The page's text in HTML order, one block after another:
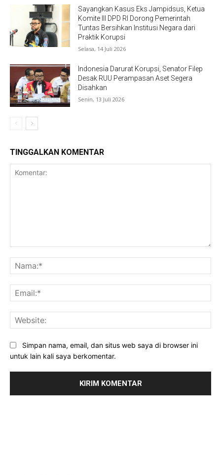
Sayangkan Kasus Eks Jampidsus, Ketua
Komite III DPD RI Dorong Pemerintah
Tuntas Bersihkan Institusi Negara dari
Praktik Korupsi
Selasa, 14 Juli 2026
Indonesia Darurat Korupsi, Senator Filep
Desak RUU Perampasan Aset Segera
Disahkan
Senin, 13 Juli 2026
TINGGALKAN KOMENTAR
Simpan nama, email, dan situs web saya di browser ini
untuk lain kali saya berkomentar.